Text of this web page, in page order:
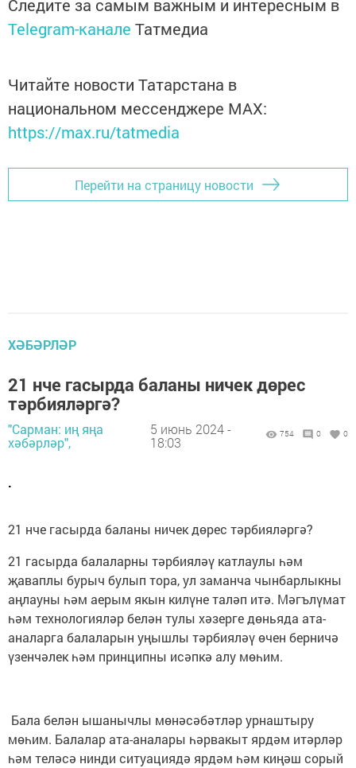
Следите за самым важным и интересным в
Telegram-канале Татмедиа
Читайте новости Татарстана в
национальном мессенджере MАХ:
https://max.ru/tatmedia
Перейти на страницу новости
ХӘБӘРЛӘР
21 нче гасырда баланы ничек дөрес
тәрбияләргә?
"Сарман: иң яңа
хәбәрләр",
5 июнь 2024 -
18:03
754 0 0
.
21 нче гасырда баланы ничек дөрес тәрбияләргә?
21 гасырда балаларны тәрбияләү катлаулы һәм
җаваплы бурыч булып тора, ул заманча чынбарлыкны
аңлауны һәм аерым якын килүне таләп итә. Мәгълүмат
һәм технологияләр белән тулы хәзерге дөньяда ата-
аналарга балаларын уңышлы тәрбияләү өчен берничә
үзенчәлек һәм принципны исәпкә алу мөһим.
Бала белән ышанычлы мөнәсәбәтләр урнаштыру
мөһим. Балалар ата-аналары һәрвакыт ярдәм итәрләр
һәм теләсә нинди ситуациядә ярдәм һәм киңәш сорый